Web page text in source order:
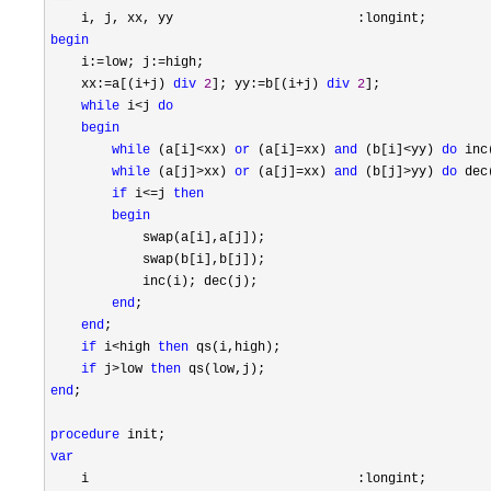
begin
    i:
=low; j:=high;
    xx:
=a[(i+j) div 2]; yy:=b[(i+j) div 2];
while i<j do
begin
while (a[i]<xx) or (a[i]=xx) and (b[i]<yy) do
while (a[j]>xx) or (a[j]=xx) and (b[j]>yy) do
if i<=j then
begin
            swap(a[i],a[j]);
            swap(b[i],b[j]);
            inc(i); dec(j);
end ;
end ;
if i<high then qs(i,high);
if j>low then
end ;
procedure
var